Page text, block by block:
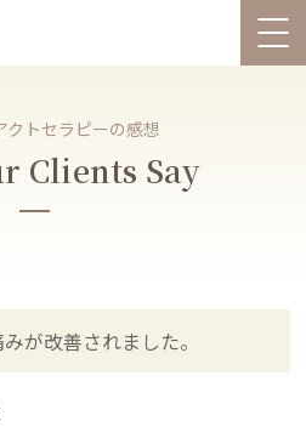
クトセラピーの感想
Clients Say
が改善されました。